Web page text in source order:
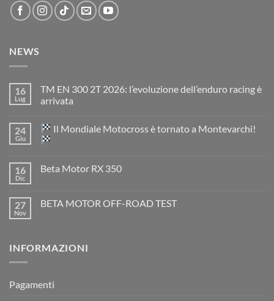
NEWS
16
Lug
TM EN 300 2T 2026: l’evoluzione dell’enduro racing è
arrivata
su
TM
EN
2026:
è
arrivata
24
Giu
Il Mondiale Motocross è tornato a Montevarchi!
su
Motocross
è
16
Dic
Beta Motor RX 350
Beta
27
Nov
BETA MOTOR OFF-ROAD TEST
MOTOR
INFORMAZIONI
Pagamenti